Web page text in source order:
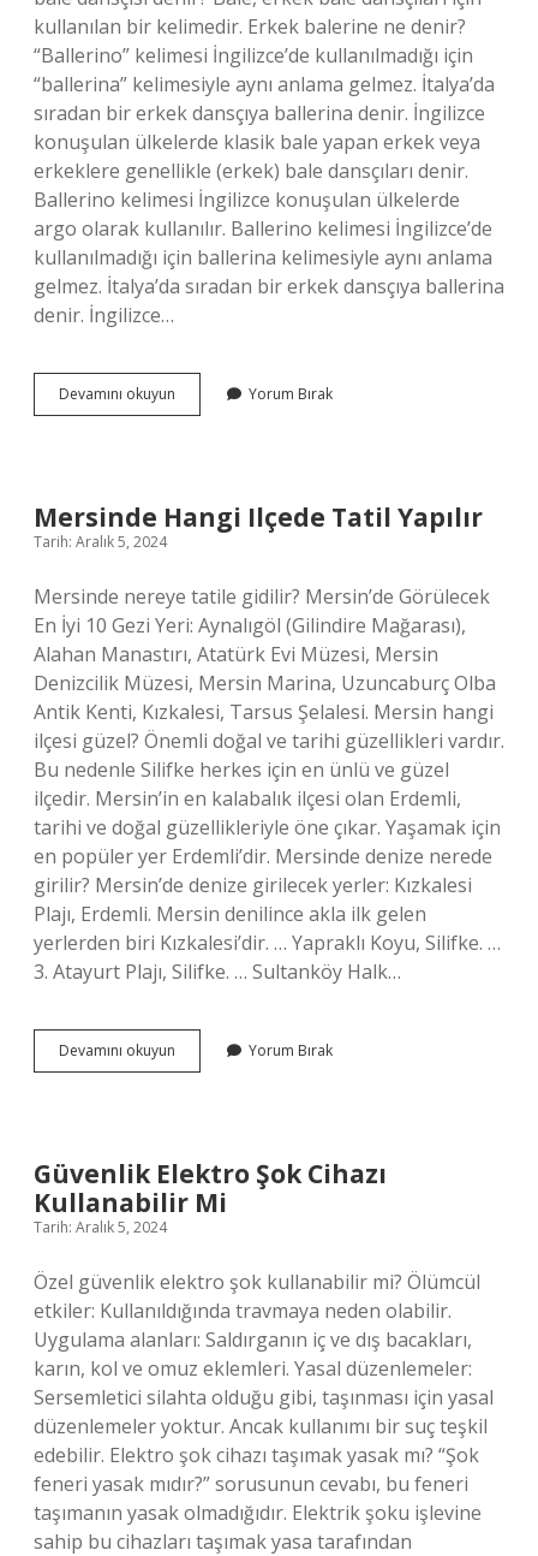
kullanılan bir kelimedir. Erkek balerine ne denir?
“Ballerino” kelimesi İngilizce’de kullanılmadığı için
“ballerina” kelimesiyle aynı anlama gelmez. İtalya’da
sıradan bir erkek dansçıya ballerina denir. İngilizce
konuşulan ülkelerde klasik bale yapan erkek veya
erkeklere genellikle (erkek) bale dansçıları denir.
Ballerino kelimesi İngilizce konuşulan ülkelerde
argo olarak kullanılır. Ballerino kelimesi İngilizce’de
kullanılmadığı için ballerina kelimesiyle aynı anlama
gelmez. İtalya’da sıradan bir erkek dansçıya ballerina
denir. İngilizce…
Devamını okuyun
Ne
Yorum Bırak
Mersinde Hangi Ilçede Tatil Yapılır
Tarih: Aralık 5, 2024
Mersinde nereye tatile gidilir? Mersin’de Görülecek
En İyi 10 Gezi Yeri: Aynalıgöl (Gilindire Mağarası),
Alahan Manastırı, Atatürk Evi Müzesi, Mersin
Denizcilik Müzesi, Mersin Marina, Uzuncaburç Olba
Antik Kenti, Kızkalesi, Tarsus Şelalesi. Mersin hangi
ilçesi güzel? Önemli doğal ve tarihi güzellikleri vardır.
Bu nedenle Silifke herkes için en ünlü ve güzel
ilçedir. Mersin’in en kalabalık ilçesi olan Erdemli,
tarihi ve doğal güzellikleriyle öne çıkar. Yaşamak için
en popüler yer Erdemli’dir. Mersinde denize nerede
girilir? Mersin’de denize girilecek yerler: Kızkalesi
Plajı, Erdemli. Mersin denilince akla ilk gelen
yerlerden biri Kızkalesi’dir. … Yapraklı Koyu, Silifke. …
3. Atayurt Plajı, Silifke. … Sultanköy Halk…
Devamını okuyun Mersinde
Hangi
Yorum Bırak
Güvenlik Elektro Şok Cihazı
Kullanabilir Mi
Tarih: Aralık 5, 2024
Özel güvenlik elektro şok kullanabilir mi? Ölümcül
etkiler: Kullanıldığında travmaya neden olabilir.
Uygulama alanları: Saldırganın iç ve dış bacakları,
karın, kol ve omuz eklemleri. Yasal düzenlemeler:
Sersemletici silahta olduğu gibi, taşınması için yasal
düzenlemeler yoktur. Ancak kullanımı bir suç teşkil
edebilir. Elektro şok cihazı taşımak yasak mı? “Şok
feneri yasak mıdır?” sorusunun cevabı, bu feneri
taşımanın yasak olmadığıdır. Elektrik şoku işlevine
sahip bu cihazları taşımak yasa tarafından